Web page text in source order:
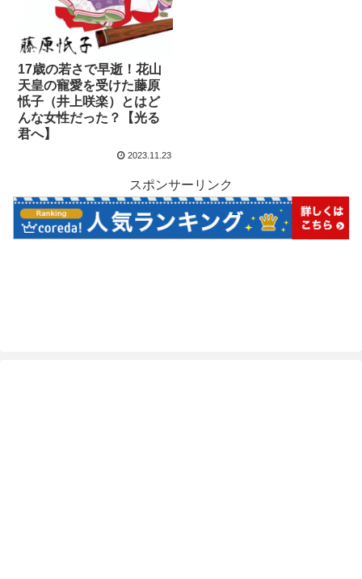
17歳の若さで早逝！花山
天皇の寵愛を受けた藤原
忯子（井上咲楽）とはど
んな女性だった？【光る
君へ】
2023.11.23
スポンサーリンク